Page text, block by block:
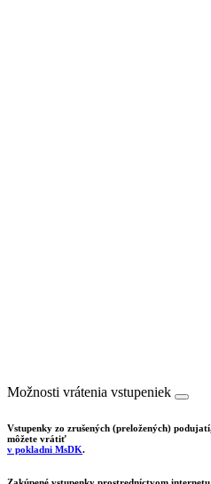
Možnosti vrátenia vstupeniek
Vstupenky zo zrušených (preložených)
môžete vrátiť
v pokladni MsDK.